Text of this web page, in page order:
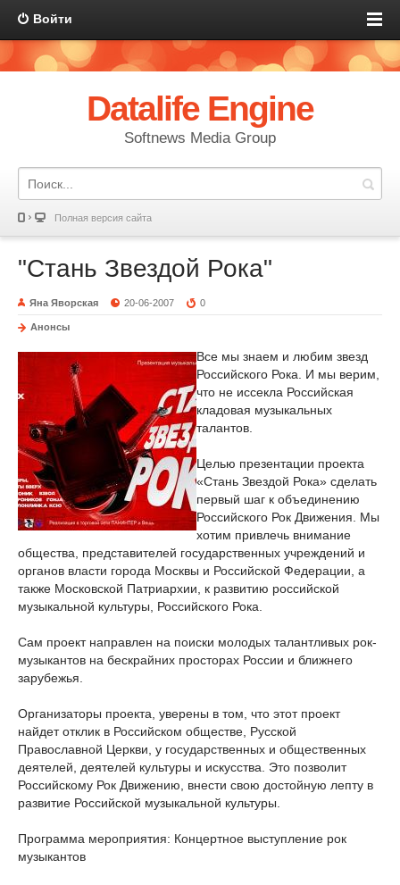
Войти
Datalife Engine
Softnews Media Group
Полная версия сайта
"Стань Звездой Рока"
Яна Яворская 20-06-2007 0
Анонсы
Все мы знаем и любим звезд
Российского Рока. И мы верим,
что не иссекла Российская
кладовая музыкальных
талантов.
Целью презентации проекта
«Стань Звездой Рока» cделать
первый шаг к объединению
Российского Рок Движения. Мы
хотим привлечь внимание
общества, представителей государственных учреждений и
органов власти города Москвы и Российской Федерации, а
также Московской Патриархии, к развитию российской
музыкальной культуры, Российского Рока.
Сам проект направлен на поиски молодых талантливых рок-
музыкантов на бескрайних просторах России и ближнего
зарубежья.
Организаторы проекта, уверены в том, что этот проект
найдет отклик в Российском обществе, Русской
Православной Церкви, у государственных и общественных
деятелей, деятелей культуры и искусства. Это позволит
Российскому Рок Движению, внести свою достойную лепту в
развитие Российской музыкальной культуры.
Программа мероприятия: Концертное выступление рок
музыкантов